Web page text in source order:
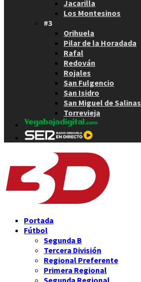
Jacarilla
Los Montesinos
#3
Orihuela
Pilar de la Horadada
Rafal
Redován
Rojales
San Fulgencio
San Isidro
San Miguel de Salinas
Torrevieja
Portada
Fútbol
Segunda B
Tercera División
Regional Preferente
Primera Regional
Segunda Regional